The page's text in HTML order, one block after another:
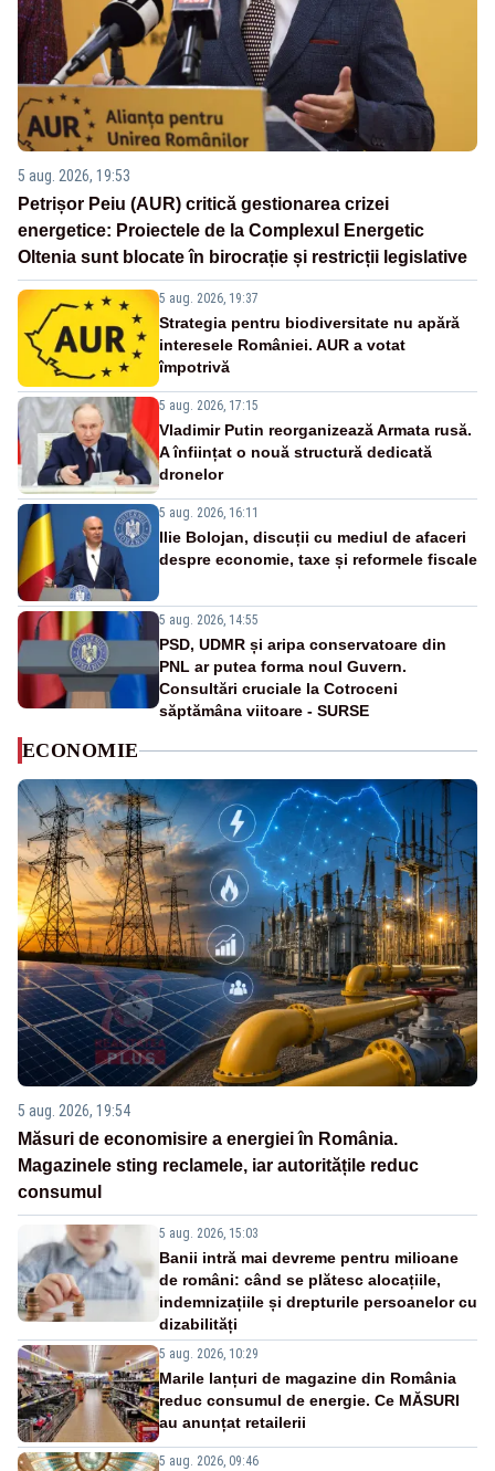
5 aug. 2026, 19:53
Petrișor Peiu (AUR) critică gestionarea crizei
energetice: Proiectele de la Complexul Energetic
Oltenia sunt blocate în birocrație și restricții legislative
5 aug. 2026, 19:37
Strategia pentru biodiversitate nu apără
interesele României. AUR a votat
împotrivă
5 aug. 2026, 17:15
Vladimir Putin reorganizează Armata rusă.
A înființat o nouă structură dedicată
dronelor
5 aug. 2026, 16:11
Ilie Bolojan, discuții cu mediul de afaceri
despre economie, taxe și reformele fiscale
5 aug. 2026, 14:55
PSD, UDMR și aripa conservatoare din
PNL ar putea forma noul Guvern.
Consultări cruciale la Cotroceni
săptămâna viitoare - SURSE
ECONOMIE
5 aug. 2026, 19:54
Măsuri de economisire a energiei în România.
Magazinele sting reclamele, iar autoritățile reduc
consumul
5 aug. 2026, 15:03
Banii intră mai devreme pentru milioane
de români: când se plătesc alocațiile,
indemnizațiile și drepturile persoanelor cu
dizabilități
5 aug. 2026, 10:29
Marile lanțuri de magazine din România
reduc consumul de energie. Ce MĂSURI
au anunțat retailerii
5 aug. 2026, 09:46